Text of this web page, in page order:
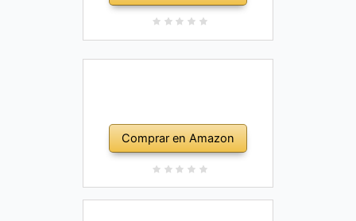
Comprar en Amazon